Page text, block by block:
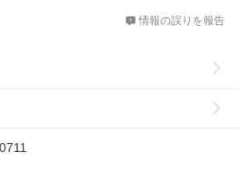
情報の誤りを報告